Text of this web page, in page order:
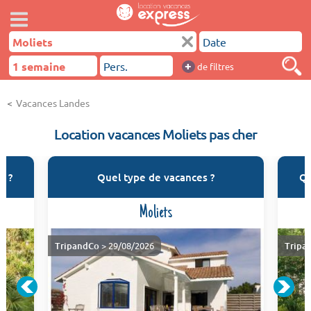
+ de filtres
Vacances Landes
Location vacances Moliets pas cher
? Quel type de vacances ?
Moliets
TripandCo > 29/08/2026